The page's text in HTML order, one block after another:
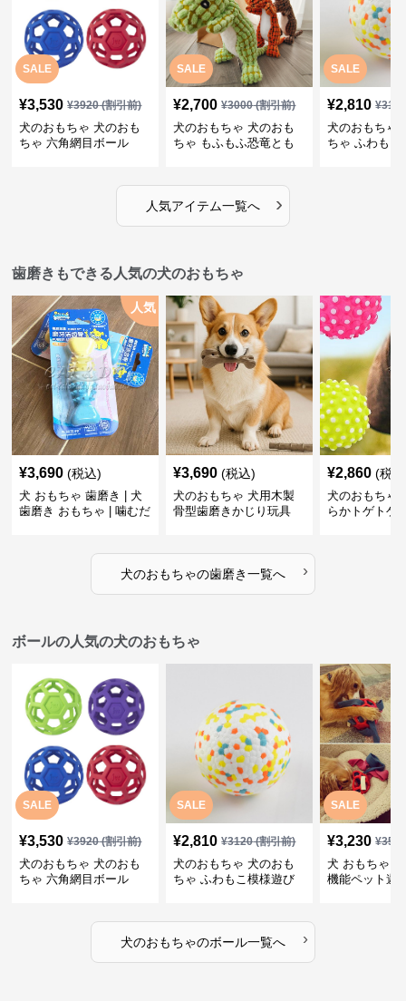
SALE
¥3,530 ¥3920(割引前)
犬のおもちゃ 犬のおも
ちゃ 六角網目ボール
SALE
¥2,700 ¥3000(割引前)
犬のおもちゃ 犬のおも
ちゃ もふもふ恐竜とも
SALE
¥2,810 ¥
犬のおもちゃ
ちゃ ふわもこ
人気アイテム一覧へ ›
歯磨きもできる人気の犬のおもちゃ
人気
¥3,690 (税込)
犬 おもちゃ 歯磨き | 犬
歯磨き おもちゃ | 噛むだ
¥3,690 (税込)
犬のおもちゃ 犬用木製
骨型歯磨きかじり玩具
¥2,860 (税
犬のおもちゃ
らかトゲトゲ
犬のおもちゃの歯磨き一覧へ ›
ボールの人気の犬のおもちゃ
SALE
¥3,530 ¥3920(割引前)
犬のおもちゃ 犬のおも
ちゃ 六角網目ボール
SALE
¥2,810 ¥3120(割引前)
犬のおもちゃ 犬のおも
ちゃ ふわもこ模様遊び
SALE
¥3,230 ¥
犬 おもちゃ
機能ペット遊
犬のおもちゃのボール一覧へ ›